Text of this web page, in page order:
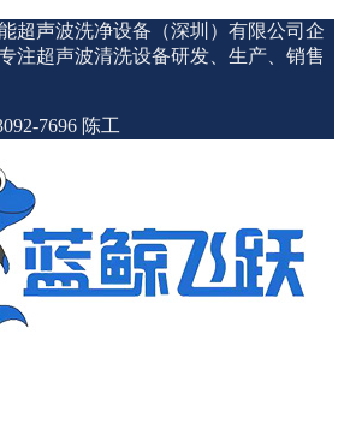
超声波洗净设备（深圳）有限公司企
注超声波清洗设备研发、生产、销售
7696 陈工